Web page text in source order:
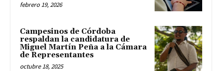
febrero 19, 2026
Campesinos de Córdoba
respaldan la candidatura de
Miguel Martín Peña a la Cámara
de Representantes
octubre 18, 2025